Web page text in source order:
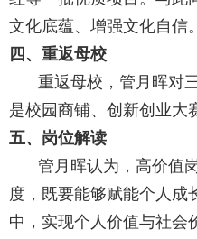
文化底蕴、增强文化自信。
四、重返母校
重返母校，管月晖对
是校园商铺、创新创业大
五、岗位解读
管月晖认为，高价值
度，既要能够赋能个人成
中，实现个人价值与社会